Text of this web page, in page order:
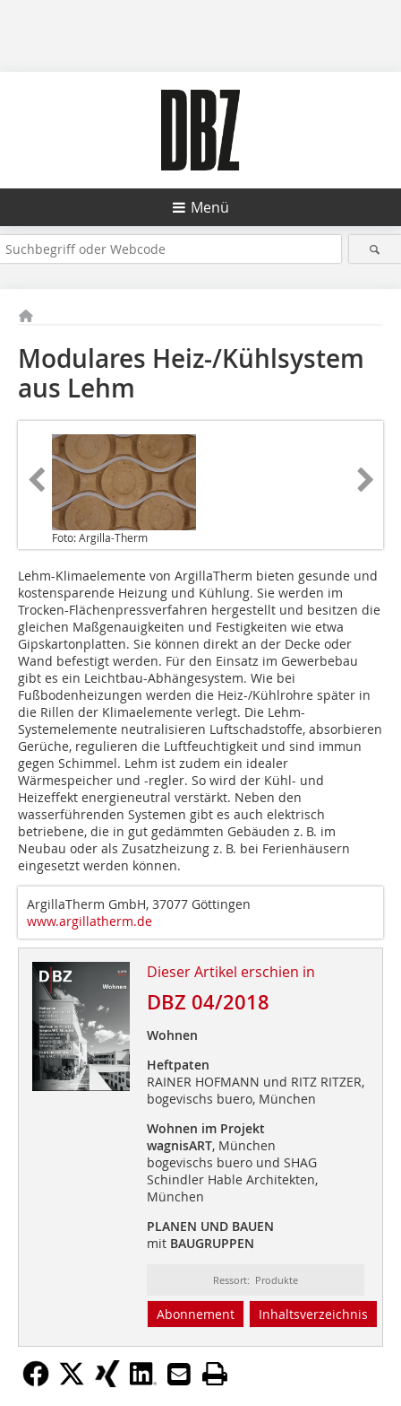
Menü
Modulares Heiz-/Kühlsystem
aus Lehm
Foto: Argilla-Therm
Lehm-Klimaelemente von ArgillaTherm bieten gesunde und
kostensparende Heizung und Kühlung. Sie werden im
Trocken-Flächenpressverfahren hergestellt und besitzen die
gleichen Maßgenauigkeiten und Festigkeiten wie etwa
Gipskartonplatten. Sie können direkt an der Decke oder
Wand befestigt werden. Für den Einsatz im Gewerbebau
gibt es ein Leichtbau-Abhängesystem. Wie bei
Fußbodenheizungen werden die Heiz-/Kühlrohre später in
die Rillen der Klimaelemente verlegt. Die Lehm-
Systemelemente neutralisieren Luftschadstoffe, absorbieren
Gerüche, regulieren die Luftfeuchtigkeit und sind immun
gegen Schimmel. Lehm ist zudem ein idealer
Wärmespeicher und -regler. So wird der Kühl- und
Heizeffekt energieneutral verstärkt. Neben den
wasserführenden Systemen gibt es auch elektrisch
betriebene, die in gut gedämmten Gebäuden z. B. im
Neubau oder als Zusatzheizung z. B. bei Ferienhäusern
eingesetzt werden können.
ArgillaTherm GmbH, 37077 Göttingen
www.argillatherm.de
Dieser Artikel erschien in
DBZ 04/2018
Wohnen
Heftpaten
RAINER HOFMANN und RITZ RITZER,
bogevischs buero, München
Wohnen im Projekt
wagnisART, München
bogevischs buero und SHAG
Schindler Hable Architekten,
München
PLANEN UND BAUEN
mit BAUGRUPPEN
Ressort: Produkte
Abonnement Inhaltsverzeichnis